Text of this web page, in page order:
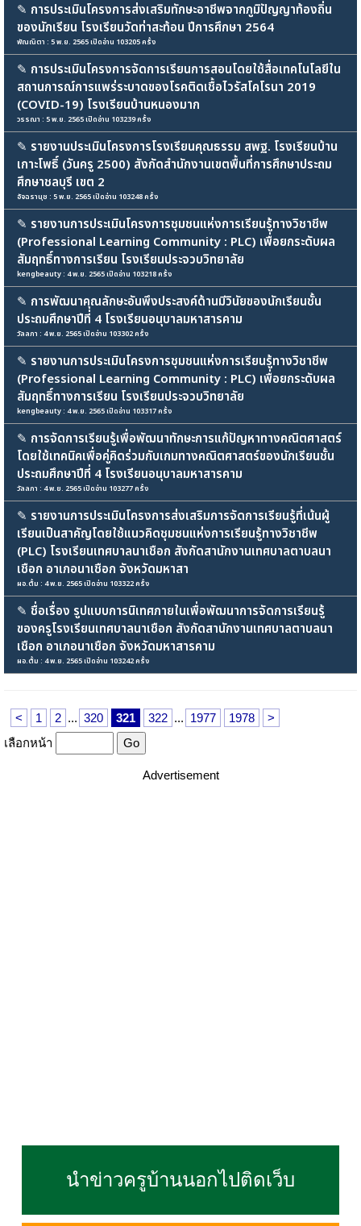
✎ การประเมินโครงการส่งเสริมทักษะอาชีพจากภูมิปัญญาท้องถิ่น
ของนักเรียน โรงเรียนวัดท่าสะท้อน ปีการศึกษา 2564
พัณณิตา : 5 พ.ย. 2565 เปิดอ่าน 103205 ครั้ง
✎ การประเมินโครงการจัดการเรียนการสอนโดยใช้สื่อเทคโนโลยีใน
สถานการณ์การแพร่ระบาดของโรคติดเชื้อไวรัสโคโรนา 2019
(COVID-19) โรงเรียนบ้านหนองมาก
วรรณา : 5 พ.ย. 2565 เปิดอ่าน 103239 ครั้ง
✎ รายงานประเมินโครงการโรงเรียนคุณธรรม สพฐ. โรงเรียนบ้าน
เกาะโพธิ์ (วันครู 2500) สังกัดสำนักงานเขตพื้นที่การศึกษาประถม
ศึกษาชลบุรี เขต 2
อัจฉรานุช : 5 พ.ย. 2565 เปิดอ่าน 103248 ครั้ง
✎ รายงานการประเมินโครงการชุมชนแห่งการเรียนรู้ทางวิชาชีพ
(Professional Learning Community : PLC) เพื่อยกระดับผล
สัมฤทธิ์ทางการเรียน โรงเรียนประจวบวิทยาลัย
kengbeauty : 4 พ.ย. 2565 เปิดอ่าน 103218 ครั้ง
✎ การพัฒนาคุณลักษะอันพึงประสงค์ด้านมีวินัยของนักเรียนชั้น
ประถมศึกษาปีที่ 4 โรงเรียนอนุบาลมหาสารคาม
วัลลภา : 4 พ.ย. 2565 เปิดอ่าน 103302 ครั้ง
✎ รายงานการประเมินโครงการชุมชนแห่งการเรียนรู้ทางวิชาชีพ
(Professional Learning Community : PLC) เพื่อยกระดับผล
สัมฤทธิ์ทางการเรียน โรงเรียนประจวบวิทยาลัย
kengbeauty : 4 พ.ย. 2565 เปิดอ่าน 103317 ครั้ง
✎ การจัดการเรียนรู้เพื่อพัฒนาทักษะการแก้ปัญหาทางคณิตศาสตร์
โดยใช้เทคนิคเพื่อคู่คิดร่วมกับเกมทางคณิตศาสตร์ของนักเรียนชั้น
ประถมศึกษาปีที่ 4 โรงเรียนอนุบาลมหาสารคาม
วัลลภา : 4 พ.ย. 2565 เปิดอ่าน 103277 ครั้ง
✎ รายงานการประเมินโครงการส่งเสริมการจัดการเรียนรู้ที่เน้นผู้
เรียนเป็นสาคัญโดยใช้แนวคิดชุมชนแห่งการเรียนรู้ทางวิชาชีพ
(PLC) โรงเรียนเทศบาลนาเชือก สังกัดสานักงานเทศบาลตาบลนา
เชือก อาเภอนาเชือก จังหวัดมหาสา
ผอ.ตั้ม : 4 พ.ย. 2565 เปิดอ่าน 103322 ครั้ง
✎ ชื่อเรื่อง รูปแบบการนิเทศภายในเพื่อพัฒนาการจัดการเรียนรู้
ของครูโรงเรียนเทศบาลนาเชือก สังกัดสานักงานเทศบาลตาบลนา
เชือก อาเภอนาเชือก จังหวัดมหาสารคาม
ผอ.ตั้ม : 4 พ.ย. 2565 เปิดอ่าน 103242 ครั้ง
< 1 2 ... 320 321 322 ... 1977 1978
>
เลือกหน้า
Advertisement
นำข่าวครูบ้านนอกไปติดเว็บ